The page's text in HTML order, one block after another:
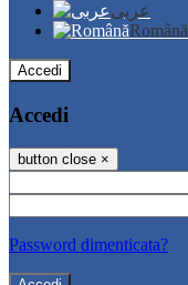
عربى
Română
Accedi
Accedi
button close ×
Password dimenticata?